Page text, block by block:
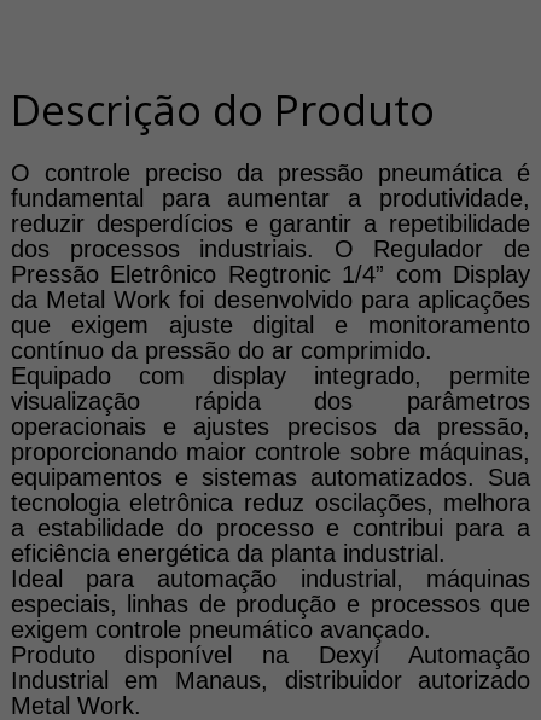
Descrição do Produto
O controle preciso da pressão pneumática é
fundamental para aumentar a produtividade,
reduzir desperdícios e garantir a repetibilidade
dos processos industriais. O Regulador de
Pressão Eletrônico Regtronic 1/4” com Display
da Metal Work foi desenvolvido para aplicações
que exigem ajuste digital e monitoramento
contínuo da pressão do ar comprimido.
Equipado com display integrado, permite
visualização rápida dos parâmetros
operacionais e ajustes precisos da pressão,
proporcionando maior controle sobre máquinas,
equipamentos e sistemas automatizados. Sua
tecnologia eletrônica reduz oscilações, melhora
a estabilidade do processo e contribui para a
eficiência energética da planta industrial.
Ideal para automação industrial, máquinas
especiais, linhas de produção e processos que
exigem controle pneumático avançado.
Produto disponível na Dexyí Automação
Industrial em Manaus, distribuidor autorizado
Metal Work.